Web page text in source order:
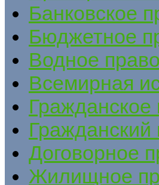
Банковское
Бюджетное
Водное право
Всемирная
Гражданское
Гражданский
Договорное
Жилищное